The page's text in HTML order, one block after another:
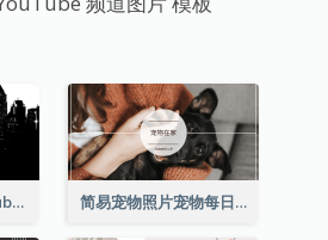
特别城市记录YouTube频道图片 简易宠物照片宠物每日YouTube频道图片